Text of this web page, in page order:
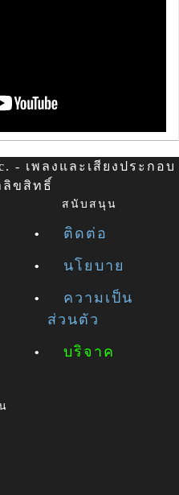
- เพลงและเสียงประกอบ
ขสิทธิ์
สนับสนุน
ติดต่อ
นโยบาย
ความเป็น
ส่วนตัว
บริจาค